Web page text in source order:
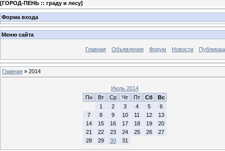
[ГОРОД-ПЕНЬ :: граду и лесу]
Форма входа
Меню сайта
Главная Объявления Форум Новости
Главная » 2014
Июль 2014
Пн
Вт Ср Чт Пт Сб
Вс
1
2 3 4 5
6
7
8 9 10 11 12
13
14
15 16 17 18 19
20
21
22 23 24 25 26
27
28
29 30 31